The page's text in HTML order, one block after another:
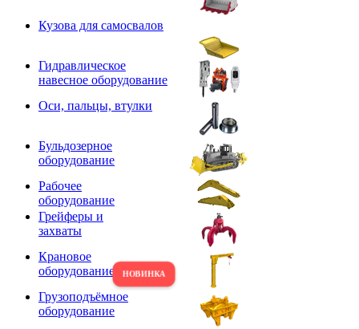
Кузова для самосвалов
Гидравлическое
навесное оборудование
Оси, пальцы, втулки
Бульдозерное
оборудование
Рабочее
оборудование
Грейферы и
захваты
Крановое
оборудование
Грузоподъёмное
оборудование